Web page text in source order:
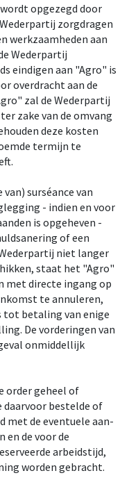
opgezegd door
zorgdragen
werkzaamheden aan
Wederpartij
eindigen aan "Agro" is
overdracht aan de
zal de Wederpartij
zake van de omvang
deze kosten
termijn te
surséance van
- indien en voor
is opgeheven -
of een
niet langer
staat het "Agro"
met directe ingang op
te annuleren,
tot betaling van enige
De vorderingen van
onmiddellijk
order geheel of
bestelde of
met de eventuele aan-
en de voor de
arbeidstijd,
worden gebracht.